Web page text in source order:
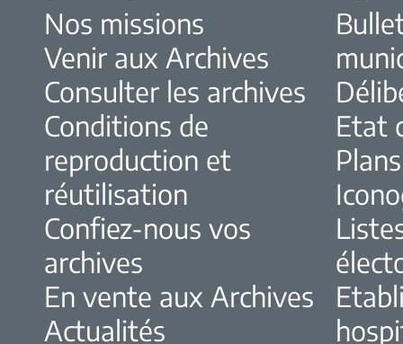
Nos missions
Venir aux Archives
Consulter les archives
Conditions de
reproduction et
réutilisation
Confiez-nous vos
archives
En vente aux Archives
Actualités
Etat
Plans